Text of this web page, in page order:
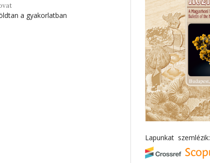
a gyakorlatban
Lapunkat szemlézik: